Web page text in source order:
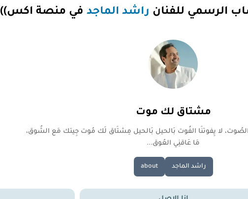
الرسمي للفنان راشد الماجد في منصة اكس))
مشتاق لك موت
لا يِفوتنَا الفُوت بَالحيل بَالحيل مِشتَاق لَك مُوت جِيتك مَع الشُوق،
مَا عَاقنِي العُوق...
راشد الماجد about